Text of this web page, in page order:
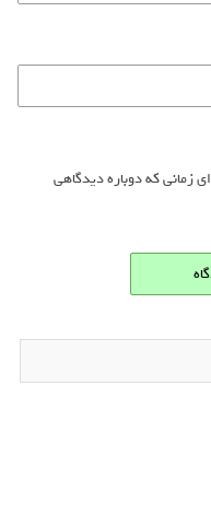
زمانی که دوباره دیدگاهی